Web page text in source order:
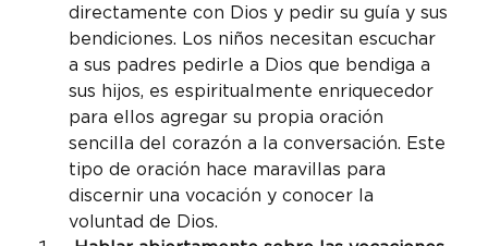
directamente con Dios y pedir su guía y sus
bendiciones. Los niños necesitan escuchar
a sus padres pedirle a Dios que bendiga a
sus hijos, es espiritualmente enriquecedor
para ellos agregar su propia oración
sencilla del corazón a la conversación. Este
tipo de oración hace maravillas para
discernir una vocación y conocer la
voluntad de Dios.